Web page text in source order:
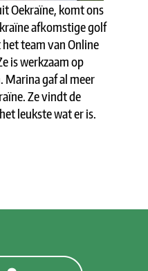
Oekraïne, komt ons
afkomstige golf
team van Online
is werkzaam op
Marina gaf al meer
Ze vindt de
leukste wat er is.